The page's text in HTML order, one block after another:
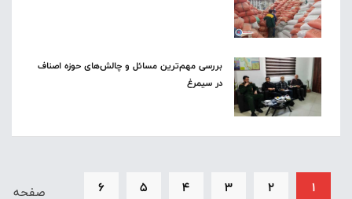
بررسی مهم‌ترین مسائل و چالش‌های حوزه اصناف
در سیمرغ
1
2
3
4
5
6
صفحه